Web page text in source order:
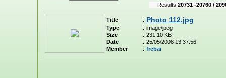
Results 20731 -20760 /
Title : Photo 112.jpg
Type : image/jpeg
Size
: 231.10 KB
Date
: 25/05/2008 13:37:56
Member
: frebai